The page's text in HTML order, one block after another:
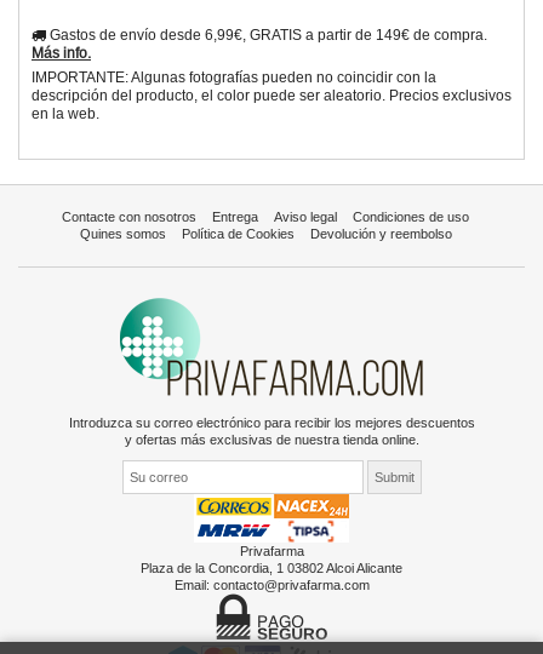
Gastos de envío desde 6,99€, GRATIS a partir de 149€ de compra.
Más info.
IMPORTANTE: Algunas fotografías pueden no coincidir con la
descripción del producto, el color puede ser aleatorio. Precios exclusivos
en la web.
Contacte con nosotros Entrega Aviso legal
Condiciones de uso
Quines somos
Política de Cookies Devolución y reembolso
Introduzca su correo electrónico para recibir los mejores descuentos
y ofertas más exclusivas de nuestra tienda online.
Privafarma
Plaza de la Concordia, 1 03802 Alcoi Alicante
Email: contacto@privafarma.com